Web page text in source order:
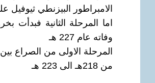
الامبراطور البيزنطي ثيوفيل على
وفاته عام 227 هـ
المرحلة الاولى من الصراع
من 218هـ الى 223 هـ